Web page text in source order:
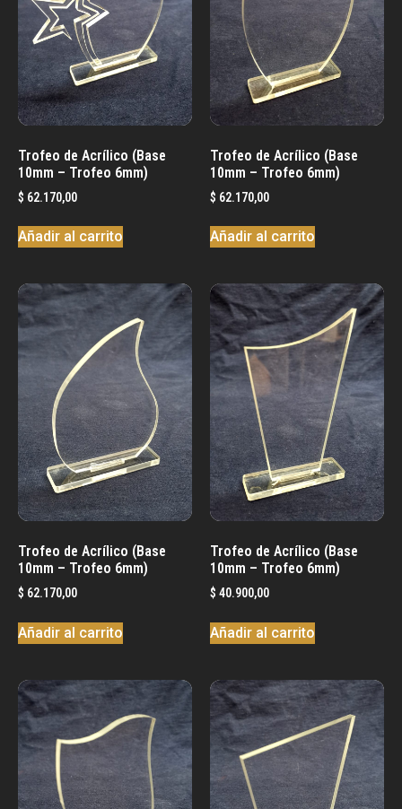
Trofeo de Acrílico (Base
10mm – Trofeo 6mm)
$ 62.170,00
Añadir al carrito
Trofeo de Acrílico (Base
10mm – Trofeo 6mm)
$ 62.170,00
Añadir al carrito
Trofeo de Acrílico (Base
10mm – Trofeo 6mm)
$ 62.170,00
Añadir al carrito
Trofeo de Acrílico (Base
10mm – Trofeo 6mm)
$ 40.900,00
Añadir al carrito